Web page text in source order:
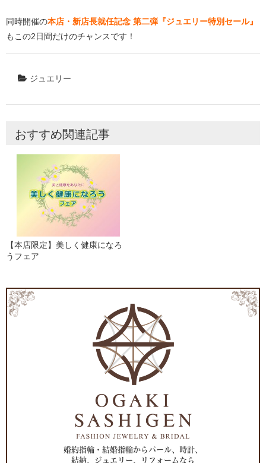
同時開催の本店・新店長就任記念 第二弾『ジュエリー特別セール』
もこの2日間だけのチャンスです！
ジュエリー
おすすめ関連記事
【本店限定】美しく健康になろ
うフェア
婚約指輪・結婚指輪からパール、時計、
結納、ジュエリー、リフォームなら